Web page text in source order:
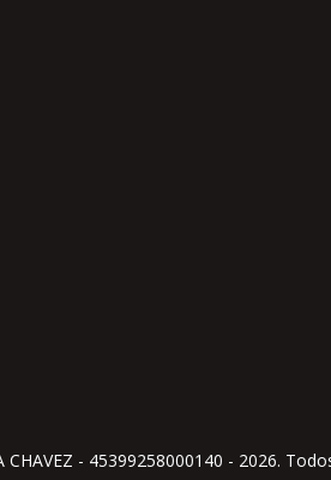
CHAVEZ - 45399258000140 - 2026.